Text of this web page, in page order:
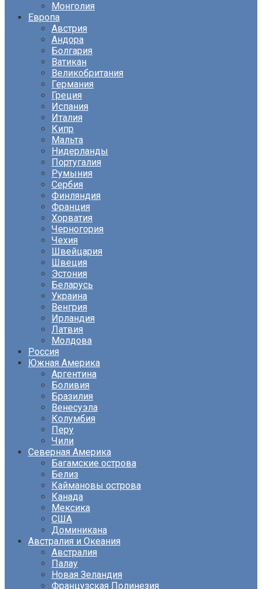
Монголия
Европа
Австрия
Андора
Болгария
Ватикан
Великобритания
Германия
Греция
Испания
Италия
Кипр
Мальта
Нидерланды
Португалия
Румыния
Сербия
Финляндия
Франция
Хорватия
Черногория
Чехия
Швейцария
Швеция
Эстония
Беларусь
Украина
Венгрия
Ирландия
Латвия
Молдова
Россия
Южная Америка
Аргентина
Боливия
Бразилия
Венесуэла
Колумбия
Перу
Чили
Северная Америка
Багамские острова
Белиз
Каймановы острова
Канада
Мексика
США
Доминикана
Австралия и Океания
Австралия
Палау
Новая Зеландия
Французская Полинезия